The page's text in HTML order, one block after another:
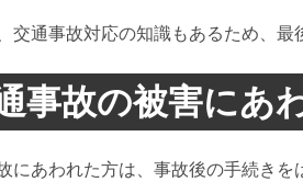
交通事故対応の知識もあるため、
事故の被害にあ
にあわれた方は、事故後の手続き